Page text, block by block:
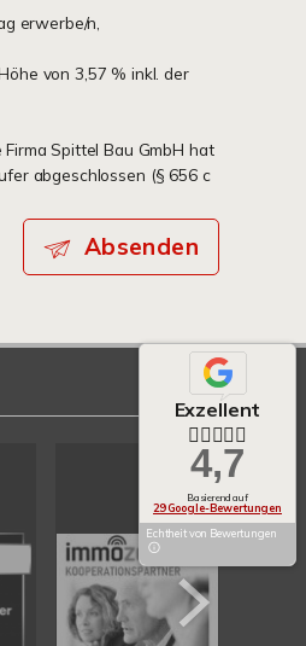
erwerbe/n,
von 3,57 % inkl. der
Spittel Bau GmbH hat
abgeschlossen (§ 656 c
Absenden
Exzellent
4,7
Basierend auf
29 Google-Bewertungen
Echtheit von Bewertungen